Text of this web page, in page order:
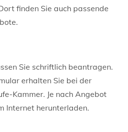
finden Sie auch passende
Sie schriftlich beantragen.
erhalten Sie bei der
Kammer. Je nach Angebot
Internet herunterladen.